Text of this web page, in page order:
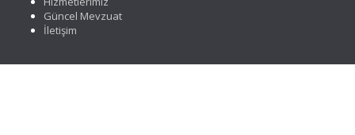
Güncel Mevzuat
İletişim